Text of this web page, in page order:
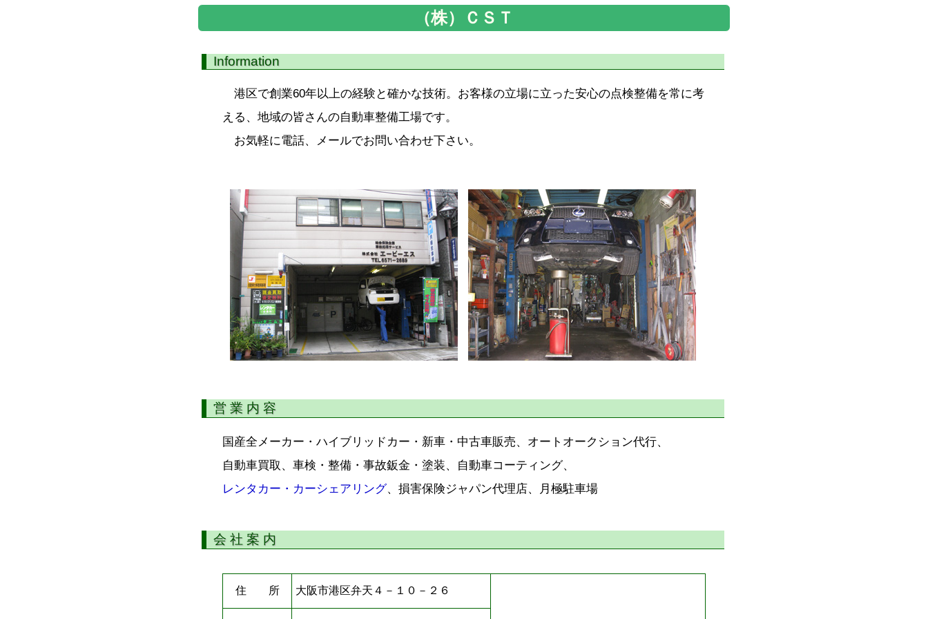
（株）ＣＳＴ
Information
港区で創業60年以上の経験と確かな技術。お客様の立場に立った安心の点検整備を常に考
える、地域の皆さんの自動車整備工場です。
お気軽に電話、メールでお問い合わせ下さい。
営 業 内 容
国産全メーカー・ハイブリッドカー・新車・中古車販売、オートオークション代行、
自動車買取、車検・整備・事故鈑金・塗装、自動車コーティング、
レンタカー・カーシェアリング、損害保険ジャパン代理店、月極駐車場
会 社 案 内
住 所 大阪市港区弁天４－１０－２６